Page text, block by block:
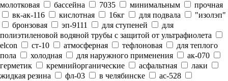
молотковая
бассейна 7035 минимальным
прочная
вк-ак-116
кислотная 16кг для подвала
"изолэп"
бронзовая
эп-9111 для ступеней
для
полиэтиленовой водяной трубы с защитой от ультрафиолета
elcon
ст-10 атмосферная тефлоновая
для теплого
пола
холодная для наружного применения
ак-070
герметик
кремнийорганические асфальтная
лаки
жидкая резина
фл-03 в челябинске
ас-528